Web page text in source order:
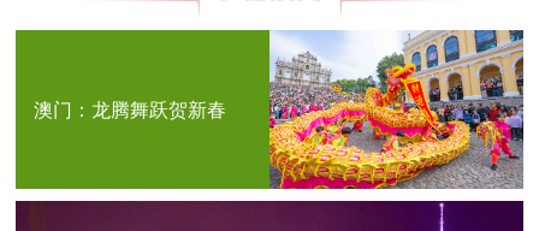
澳门：龙腾舞跃贺新春